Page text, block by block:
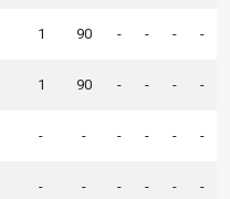
1 90 - - - -
1 90 - - - -
- - - - - -
- - - - - -